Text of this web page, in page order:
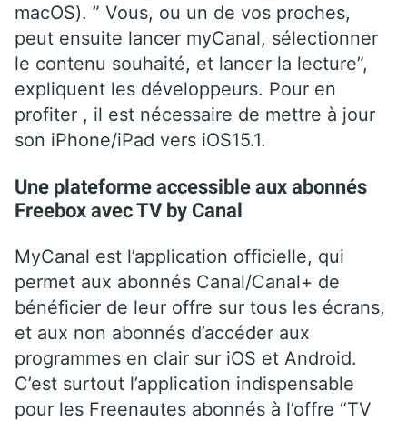
macOS). ” Vous, ou un de vos proches,
peut ensuite lancer myCanal, sélectionner
le contenu souhaité, et lancer la lecture”,
expliquent les développeurs. Pour en
profiter , il est nécessaire de mettre à jour
son iPhone/iPad vers iOS15.1.
Une plateforme accessible aux abonnés
Freebox avec TV by Canal
MyCanal est l’application officielle, qui
permet aux abonnés Canal/Canal+ de
bénéficier de leur offre sur tous les écrans,
et aux non abonnés d’accéder aux
programmes en clair sur iOS et Android.
C’est surtout l’application indispensable
pour les Freenautes abonnés à l’offre “TV